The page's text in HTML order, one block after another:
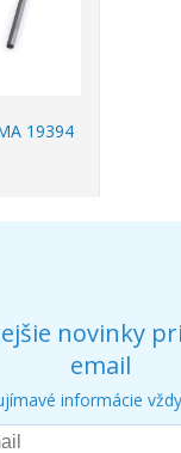
19394
novinky
email
informácie